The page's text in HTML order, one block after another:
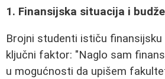
1. Finansijska situacija i
Brojni studenti ističu
ključni faktor: "Naglo sam
u mogućnosti da upišem